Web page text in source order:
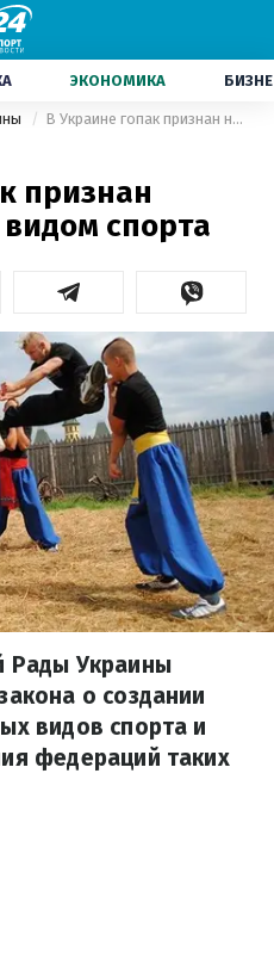
ЭКОНОМИКА
В Украине гопак признан национальным видом спорта
признан
спорта
Рады Украины
о создании
видов спорта и
федераций таких